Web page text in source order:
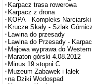
Karpacz trasa rowerowa
Karpacz z drona
KOPA - Kompleks
Krucze Skały - Szlak
Lawina do przesady
Lawina do Przesady -
Majowa wyprawa do
Maraton górski 4.08.2012
Minus 19 stopni C
Muzeum Zabawek i lalek
na Dziki Wodospad